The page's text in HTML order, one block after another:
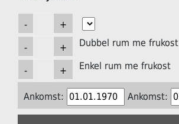
Dubbel rum me frukost
Enkel rum me frukost
Ankomst: Ankomst: